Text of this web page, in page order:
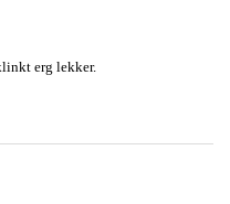
erg lekker.